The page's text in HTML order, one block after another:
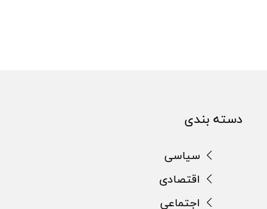
دسته بندی
سیاسی
اقتصادی
اجتماعی